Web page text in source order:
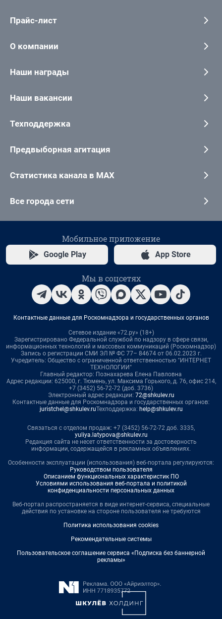
Прайс-лист
О компании
Наши награды
Наши вакансии
Техподдержка
Предвыборная агитация
Статистика канала в MAX
Все города сети
Мобильное приложение
Google Play App Store
Мы в соцсетях
Контактные данные для Роскомнадзора и государственных органов
Сетевое издание «72.ру» (18+)
Зарегистрировано Федеральной службой по надзору в сфере связи,
информационных технологий и массовых коммуникаций (Роскомнадзор)
Запись о регистрации СМИ ЭЛ № ФС 77– 84674 от 06.02.2023 г.
Учредитель: Общество с ограниченной ответственностью "ИНТЕРНЕТ
ТЕХНОЛОГИИ"
Главный редактор: Познахарева Елена Павловна
Адрес редакции: 625000, г. Тюмень, ул. Максима Горького, д. 76, офис 214,
+7 (3452) 56-72-72 (доб. 3736)
Электронный адрес редакции: 72@shkulev.ru
Контактные данные для Роскомнадзора и государственных органов:
juristchel@shkulev.ruТехподдержка: help@shkulev.ru
Связаться с отделом продаж: +7 (3452) 56-72-72 доб. 3335,
yuliya.latypova@shkulev.ru
Редакция сайта не несет ответственности за достоверность
информации, содержащейся в рекламных объявлениях.
Особенности эксплуатации (использования) веб-портала регулируются:
Руководством пользователя
Описанием функциональных характеристик ПО
Условиями использования веб-портала и политикой
конфиденциальности персональных данных
Веб-портал распространяется в виде интернет-сервиса, специальные
действия по установке на стороне пользователя не требуются
Политика использования cookies
Рекомендательные системы
Пользовательское соглашение сервиса «Подписка без баннерной
рекламы»